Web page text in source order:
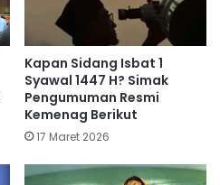
Kapan Sidang Isbat 1
Syawal 1447 H? Simak
Pengumuman Resmi
Kemenag Berikut
17 Maret 2026